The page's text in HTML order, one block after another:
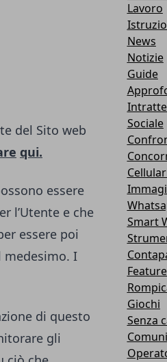
del Sito web
qui.
essere
l’Utente e che
essere poi
medesimo. I
di questo
gli
Lavoro
News
Notizie
Guide
Sociale
Smart
Giochi
Senza